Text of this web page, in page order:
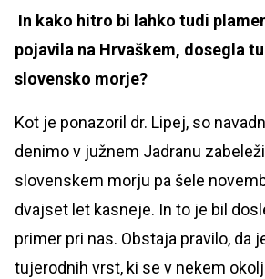
In kako hitro bi lahko tudi
pojavila na Hrvaškem, dosegla
slovensko morje?
Kot je ponazoril dr. Lipej, so
denimo v južnem Jadranu
slovenskem morju pa šele
dvajset let kasneje. In to je bil
primer pri nas. Obstaja pravilo, da
tujerodnih vrst, ki se v nekem